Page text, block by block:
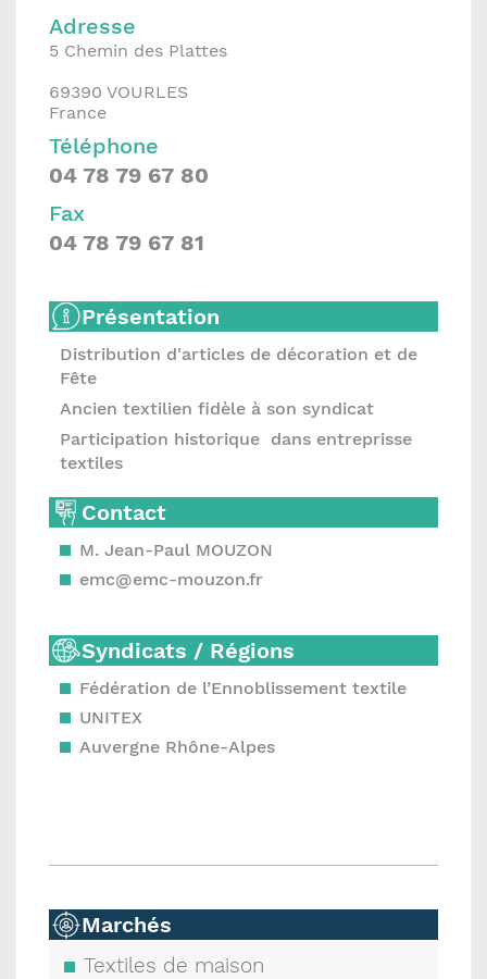
Adresse
5 Chemin des Plattes
69390 VOURLES
France
Téléphone
04 78 79 67 80
Fax
04 78 79 67 81
Présentation
Distribution d'articles de décoration et de
Fête
Ancien textilien fidèle à son syndicat
Participation historique dans entreprisse
textiles
Contact
M. Jean-Paul MOUZON
emc@emc-mouzon.fr
Syndicats / Régions
Fédération de l’Ennoblissement textile
UNITEX
Auvergne Rhône-Alpes
Marchés
Textiles de maison